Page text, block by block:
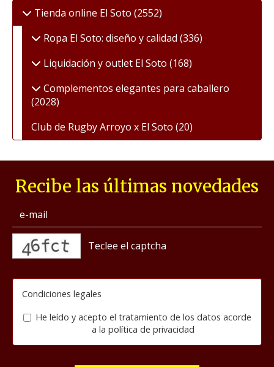
Tienda online El Soto (2552)
Ropa El Soto: diseño y calidad (336)
Liquidación y outlet El Soto (168)
Complementos elegantes para caballero
(2028)
Club de Rugby Arroyo x El Soto (20)
Recibe las últimas novedades
Condiciones legales
He leído y acepto el tratamiento de los datos acorde
a la política de privacidad